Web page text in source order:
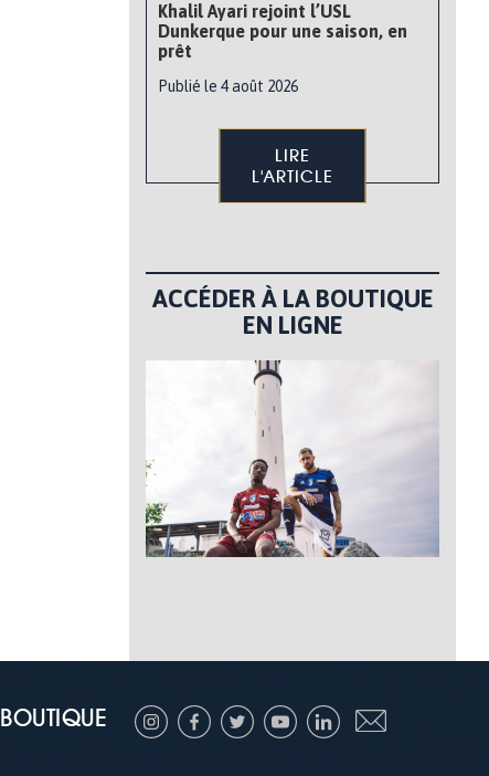
Khalil Ayari rejoint l’USL
Dunkerque pour une saison, en
prêt
Publié le 4 août 2026
LIRE
L'ARTICLE
ACCÉDER À LA BOUTIQUE
EN LIGNE
BOUTIQUE